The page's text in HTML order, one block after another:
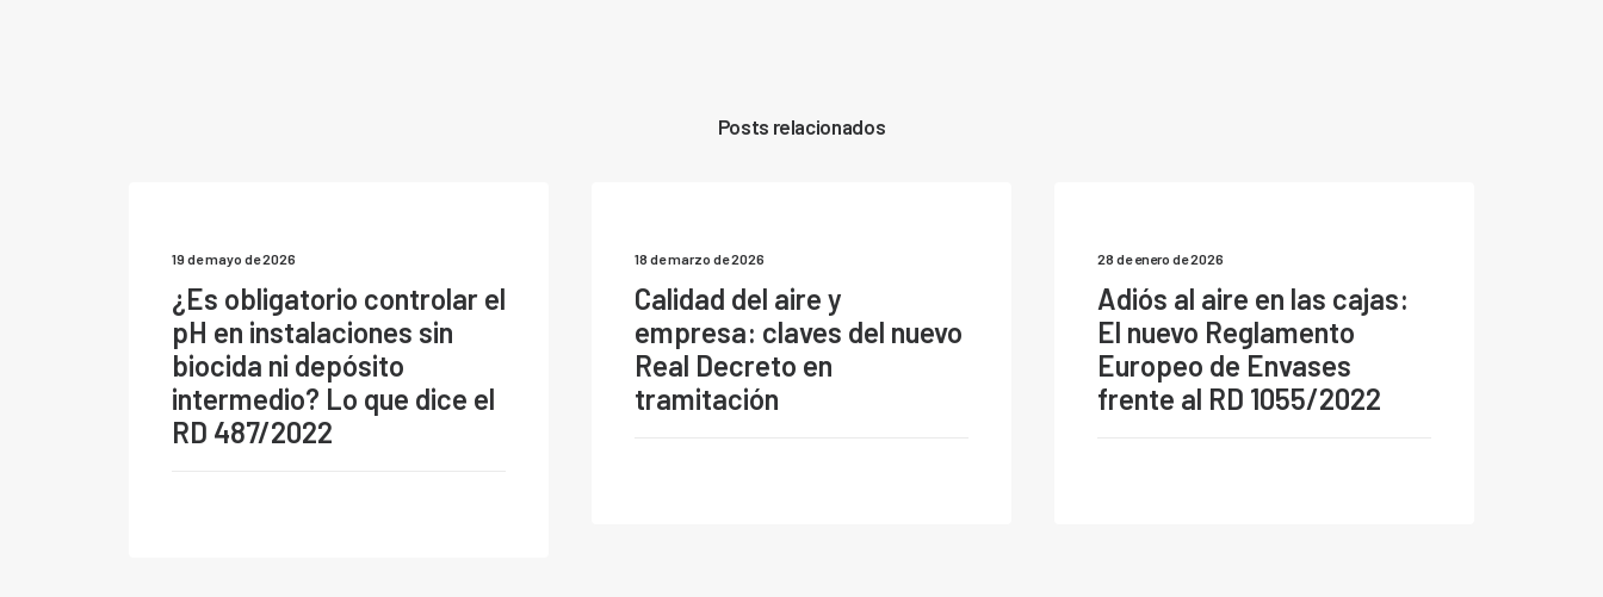
Posts relacionados
19 de mayo de 2026
¿Es obligatorio controlar el
pH en instalaciones sin
biocida ni depósito
intermedio? Lo que dice el
RD 487/2022
18 de marzo de 2026
Calidad del aire y
empresa: claves del nuevo
Real Decreto en
tramitación
28 de enero de 2026
Adiós al aire en las cajas:
El nuevo Reglamento
Europeo de Envases
frente al RD 1055/2022